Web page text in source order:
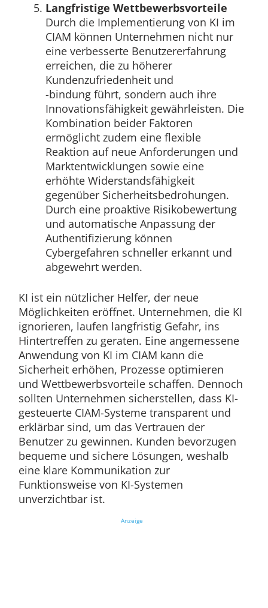
Langfristige Wettbewerbsvorteile
Durch die Implementierung von KI im
CIAM können Unternehmen nicht nur
eine verbesserte Benutzererfahrung
erreichen, die zu höherer
Kundenzufriedenheit und
-bindung führt, sondern auch ihre
Innovationsfähigkeit gewährleisten. Die
Kombination beider Faktoren
ermöglicht zudem eine flexible
Reaktion auf neue Anforderungen und
Marktentwicklungen sowie eine
erhöhte Widerstandsfähigkeit
gegenüber Sicherheitsbedrohungen.
Durch eine proaktive Risikobewertung
und automatische Anpassung der
Authentifizierung können
Cybergefahren schneller erkannt und
abgewehrt werden.
KI ist ein nützlicher Helfer, der neue
Möglichkeiten eröffnet. Unternehmen, die KI
ignorieren, laufen langfristig Gefahr, ins
Hintertreffen zu geraten. Eine angemessene
Anwendung von KI im CIAM kann die
Sicherheit erhöhen, Prozesse optimieren
und Wettbewerbsvorteile schaffen. Dennoch
sollten Unternehmen sicherstellen, dass KI-
gesteuerte CIAM-Systeme transparent und
erklärbar sind, um das Vertrauen der
Benutzer zu gewinnen. Kunden bevorzugen
bequeme und sichere Lösungen, weshalb
eine klare Kommunikation zur
Funktionsweise von KI-Systemen
unverzichtbar ist.
Anzeige